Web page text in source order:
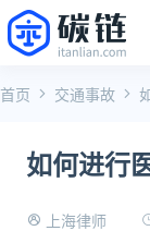
首页 交通事故
如何进行
上海律师